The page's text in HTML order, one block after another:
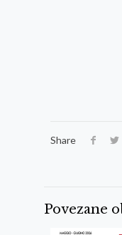
Share
Povezane